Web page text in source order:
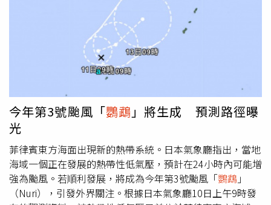
一波水氣較少，整體屬於乾冷型態，天氣相對穩定。根據氣
象署預測，週四大陸冷氣團或強烈大陸冷氣團南下，中部以
北、宜蘭及金門、馬祖低溫11～13度，南部、花東及澎湖
15～16度，馬祖11度；週五（13日）大陸冷氣團或強烈大
陸冷氣團及輻射冷卻影響，各地早晚天氣寒冷，西半部、宜
蘭、花蓮及金門、馬祖低溫10～13度，臺東及澎湖15～16
度。天氣方面，明天東部、東南部地區及恆春半島有局部短
暫雨，其他地區為多雲到晴；週四基隆北海岸、東北部及東
部地區有局部短暫雨，桃園以北、東南部地區及恆春半島有
零星短暫雨，其他地區為多雲到晴；週五基隆北海岸、東北
部及東部地區有局部短暫雨，桃園以北、東南部地區及恆春
半島有零星短暫雨。另外，熱帶性低氣壓TD03今天下午2時
中心位置在北緯12.0度，東經138.0度，即在鵝鑾鼻東南東
方2120公里處，以每小時6公里速度向東北轉東北東進行，
今年第3號颱風「鸚鵡 」將生成 預測路徑曝
光
菲律賓東方海面出現新的熱帶系統。日本氣象廳指出，當地
海域一個正在發展的熱帶性低氣壓，預計在24小時內可能增
強為颱風。若順利發展，將成為今年第3號颱風「鸚鵡 」
（Nuri），引發外界關注。根據日本氣象廳10日上午9時發